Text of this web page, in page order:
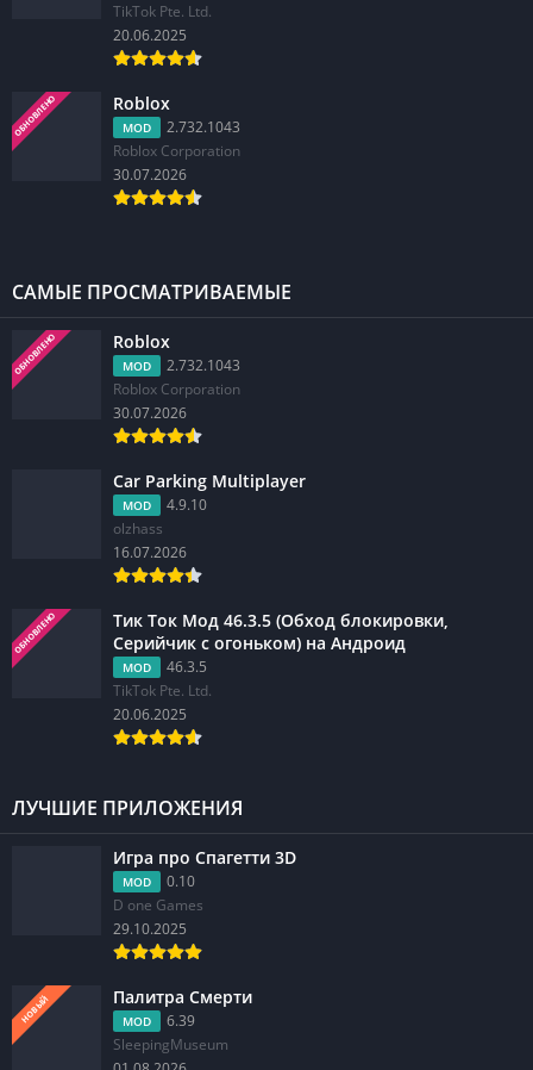
TikTok Pte. Ltd.
20.06.2025
ОБНОВЛЕНО Roblox
MOD
2.732.1043
Roblox Corporation
30.07.2026
САМЫЕ ПРОСМАТРИВАЕМЫЕ
ОБНОВЛЕНО Roblox
MOD
2.732.1043
Roblox Corporation
30.07.2026
Car Parking Multiplayer
MOD
4.9.10
olzhass
16.07.2026
ОБНОВЛЕНО
Тик Ток Мод 46.3.5 (Обход блокировки,
Серийчик с огоньком) на Андроид
MOD
46.3.5
TikTok Pte. Ltd.
20.06.2025
ЛУЧШИЕ ПРИЛОЖЕНИЯ
Игра про Спагетти 3D
MOD
0.10
D one Games
29.10.2025
НОВЫЙ Палитра Смерти
MOD
6.39
SleepingMuseum